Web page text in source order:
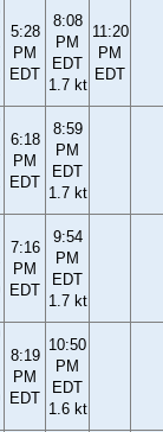
5:28
PM
EDT
8:08
PM
EDT
1.7 kt
11:20
PM
EDT
6:18
PM
EDT
8:59
PM
EDT
1.7 kt
7:16
PM
EDT
9:54
PM
EDT
1.7 kt
8:19
PM
EDT
10:50
PM
EDT
1.6 kt